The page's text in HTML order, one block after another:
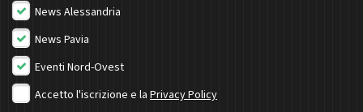
News Alessandria
News Pavia
Eventi Nord-Ovest
Accetto l'iscrizione e la Privacy Policy